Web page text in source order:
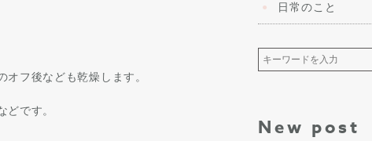
フ後なども乾燥します。
です。
日常のこと
New post